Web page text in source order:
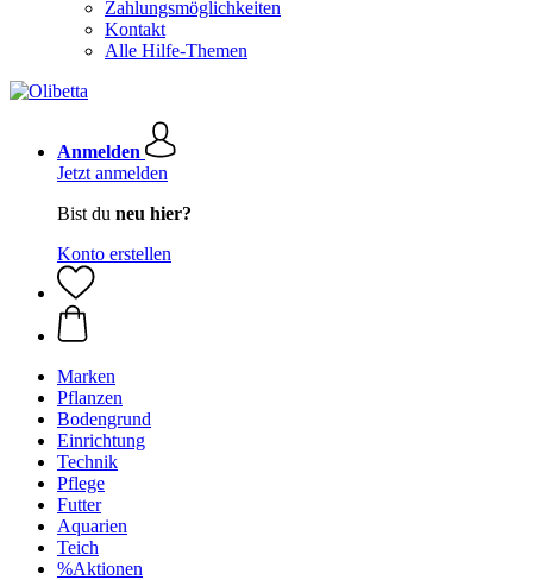
Zahlungsmöglichkeiten
Kontakt
Alle Hilfe-Themen
Anmelden
Jetzt anmelden
Bist du neu hier?
Konto erstellen
Marken
Pflanzen
Bodengrund
Einrichtung
Technik
Pflege
Futter
Aquarien
Teich
%Aktionen